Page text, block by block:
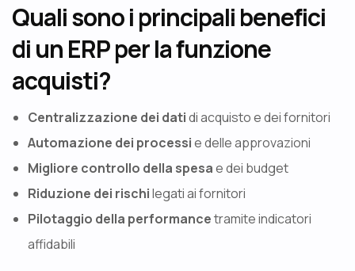
Quali sono i principali benefici
di un ERP per la funzione
acquisti?
Centralizzazione dei datidi acquisto e dei fornitori
Automazione dei processie delle approvazioni
Migliore controllo della spesae dei budget
Riduzione dei rischilegati ai fornitori
Pilotaggio della performancetramite indicatori
affidabili